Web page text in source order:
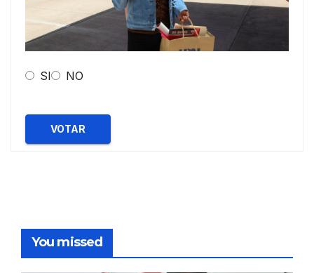
SI NO
VOTAR
You missed